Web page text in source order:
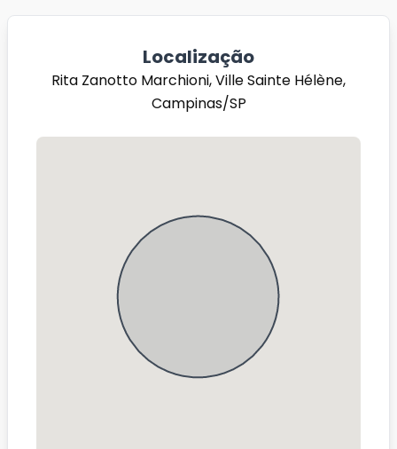
Localização
Rita Zanotto Marchioni, Ville Sainte Hélène,
Campinas/SP